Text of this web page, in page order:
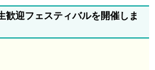
歓迎フェスティバルを開催しま